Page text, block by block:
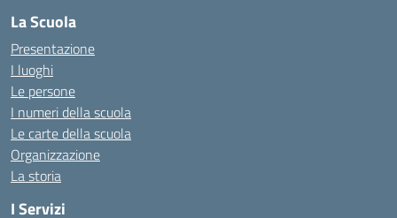
La Scuola
Presentazione
I luoghi
Le persone
I numeri della scuola
Le carte della scuola
Organizzazione
La storia
I Servizi